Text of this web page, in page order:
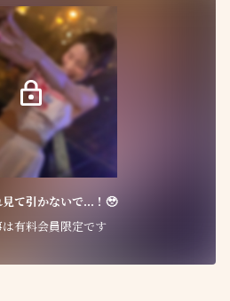
て引かないで...！🥹
は有料会員限定です